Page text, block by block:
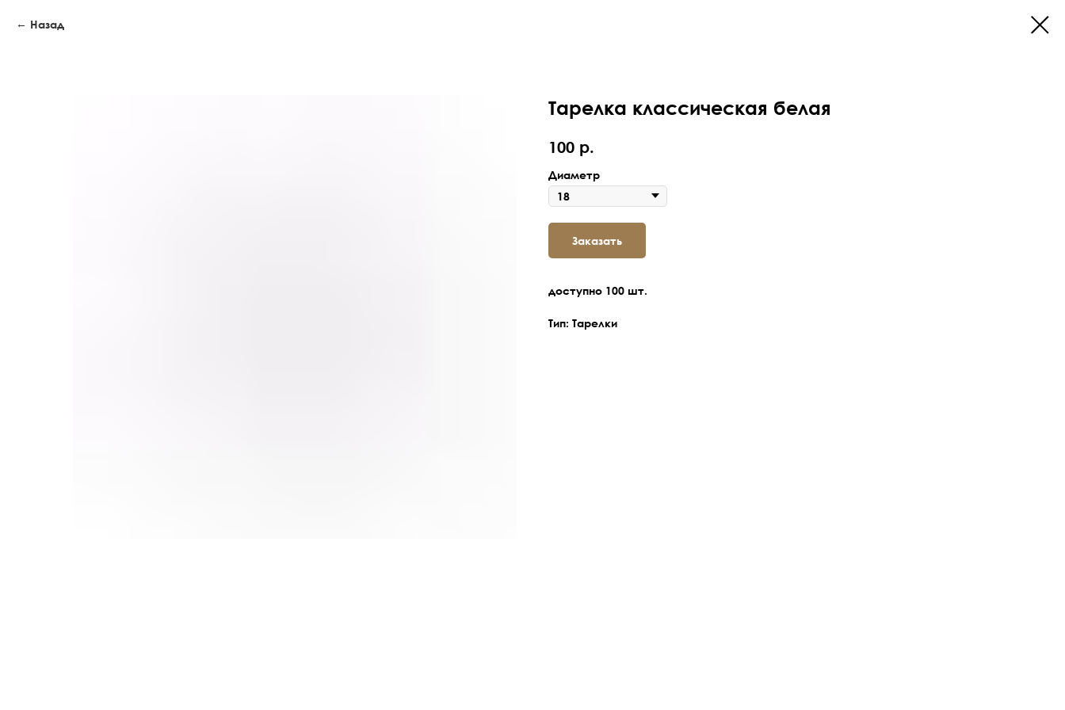
Назад
Тарелка классическая белая
100 р.
Диаметр
Заказать
доступно 100 шт.
Тип: Тарелки